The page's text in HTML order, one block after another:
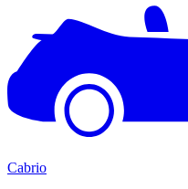
Cabrio